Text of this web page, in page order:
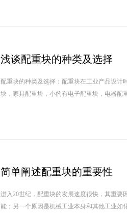
浅谈配重块的种类及选择
配重块的种类及选择：配重块在工业产品设
块，家具配重块，小的有电子配重块，电器配
简单阐述配重块的重要性
进入20世纪，配重块的发展速度很快，其重
能；另一个原因是机械工业本身和其他工业如